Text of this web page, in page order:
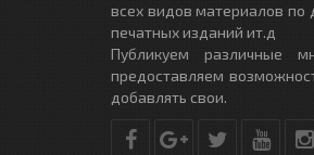
всех видов материалов
печатных изданий ит.д
Публикуем различные
предоставляем
добавлять свои.